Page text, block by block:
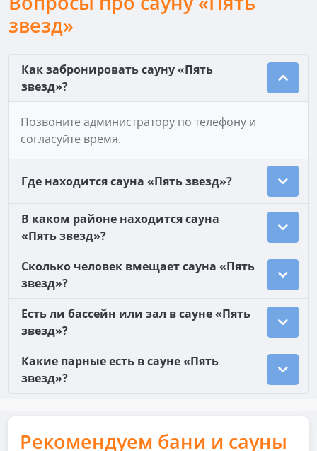
звезд»
Как забронировать сауну «Пять
звезд»?
Позвоните администратору по телефону и
согласуйте время.
Где находится сауна «Пять звезд»?
В каком районе находится сауна
«Пять звезд»?
Сколько человек вмещает сауна «Пять
звезд»?
Есть ли бассейн или зал в сауне «Пять
звезд»?
Какие парные есть в сауне «Пять
звезд»?
Рекомендуем бани и сауны